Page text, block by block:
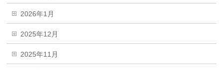
2026年1月
2025年12月
2025年11月